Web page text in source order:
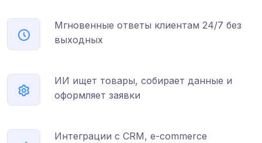
Мгновенные ответы клиентам 24/7 без
выходных
ИИ ищет товары, собирает данные и
оформляет заявки
Интеграции с CRM, e-commerce